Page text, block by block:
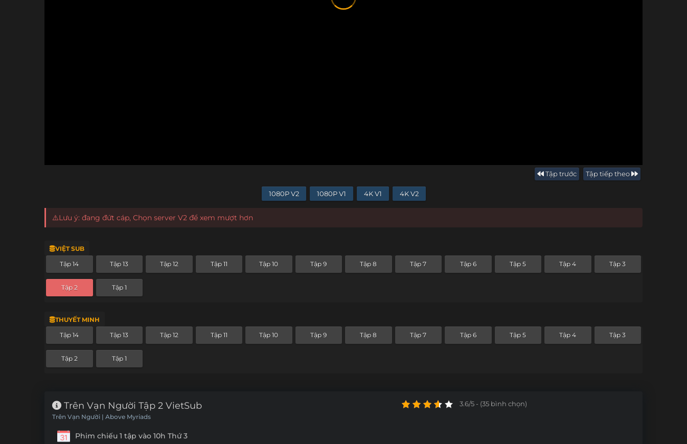
Tập trước Tập tiếp theo
1080P V2 1080P V1 4K V1 4K V2
⚠️Lưu ý: đang đứt cáp, Chọn server V2 để xem mượt hơn
VIỆT SUB
Tập 14 Tập 13 Tập 12 Tập 11 Tập 10 Tập 9 Tập 8 Tập 7 Tập 6 Tập 5 Tập 4 Tập 3
Tập 2 Tập 1
THUYẾT MINH
Tập 14 Tập 13 Tập 12 Tập 11 Tập 10 Tập 9 Tập 8 Tập 7 Tập 6 Tập 5 Tập 4 Tập 3
Tập 2 Tập 1
Trên Vạn Người Tập 2 VietSub
Trên Vạn Người | Above Myriads
Phim chiếu 1 tập vào 10h Thứ 3
3.6/5 - (35 bình chọn)